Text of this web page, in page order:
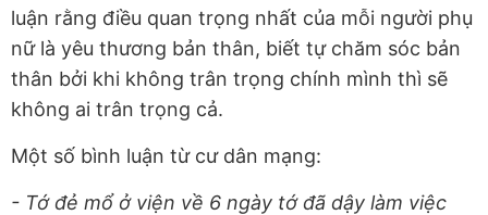
luận rằng điều quan trọng nhất của mỗi người phụ
nữ là yêu thương bản thân, biết tự chăm sóc bản
thân bởi khi không trân trọng chính mình thì sẽ
không ai trân trọng cả.
Một số bình luận từ cư dân mạng:
- Tớ đẻ mổ ở viện về 6 ngày tớ đã dậy làm việc